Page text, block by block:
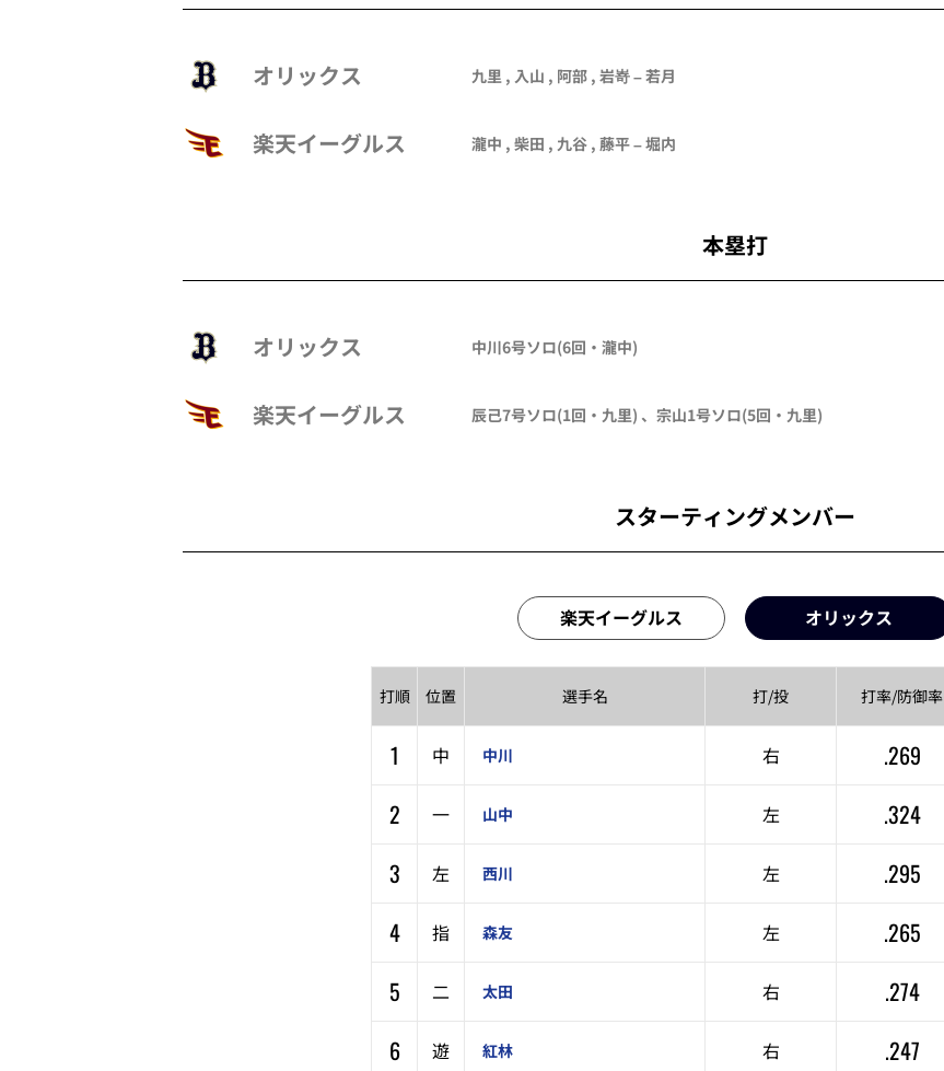
オリックス 九里 , 入山 , 阿部 , 岩嵜–若月
楽天イーグルス 瀧中 , 柴田 , 九谷 , 藤平–堀内
本塁打
オリックス 中川6号ソロ(6回・ 瀧中)
楽天イーグルス 辰己7号ソロ(1回・ 九里) 、 宗山1号ソロ(5回・ 九里)
スターティングメンバー
楽天イーグルス オリックス
打順 位置 選手名 打/投 打率/防御率
1 中 中川 右 .269
2
一 山中 左 .324
3
左 西川 左 .295
4
指 森友 左 .265
5
二 太田 右 .274
6
遊 紅林 右 .247